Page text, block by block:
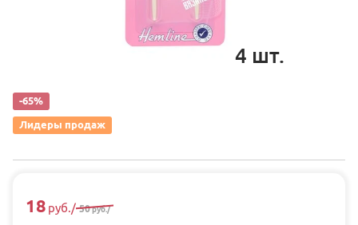
4 шт.
-65%
Лидеры продаж
18 руб./ 50руб./